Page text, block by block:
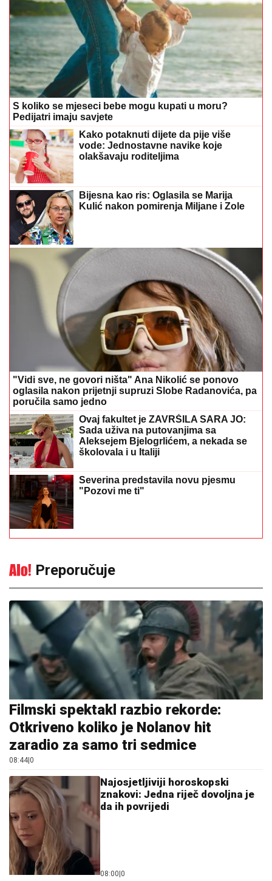
S koliko se mjeseci bebe mogu kupati u moru?
Pedijatri imaju savjete
Kako potaknuti dijete da pije više
vode: Jednostavne navike koje
olakšavaju roditeljima
Bijesna kao ris: Oglasila se Marija
Kulić nakon pomirenja Miljane i Zole
"Vidi sve, ne govori ništa" Ana Nikolić se ponovo
oglasila nakon prijetnji supruzi Slobe Radanovića, pa
poručila samo jedno
Ovaj fakultet je ZAVRŠILA SARA JO:
Sada uživa na putovanjima sa
Aleksejem Bjelogrlićem, a nekada se
školovala i u Italiji
Severina predstavila novu pjesmu
"Pozovi me ti"
Preporučuje
Filmski spektakl razbio rekorde:
Otkriveno koliko je Nolanov hit
zaradio za samo tri sedmice
08:44 0
Najosjetljiviji horoskopski
znakovi: Jedna riječ dovoljna je
da ih povrijedi
08:00 0